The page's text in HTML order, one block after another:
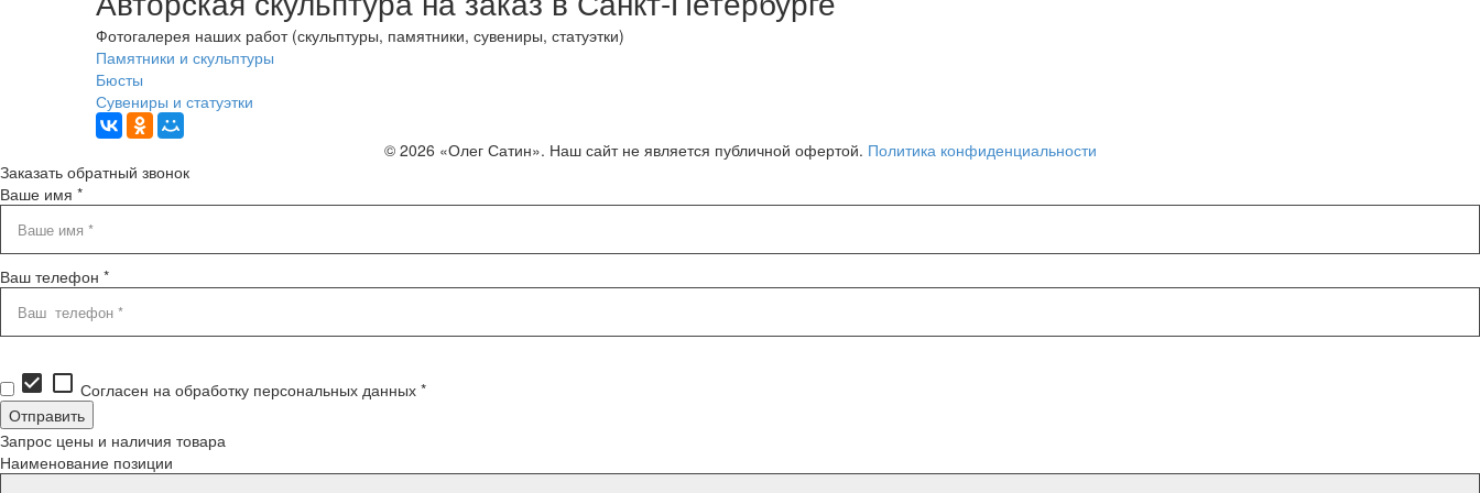
Фотогалерея наших работ (скульптуры, памятники, сувениры, статуэтки)
Памятники и скульптуры
Бюсты
Сувениры и статуэтки
© 2026 «Олег Сатин». Наш сайт не является публичной офертой. Политика конфиденциальности
Заказать обратный звонок
Ваше имя *
Ваш телефон *
check_box check_box_outline_blank Согласен на обработку персональных данных *
Запрос цены и наличия товара
Наименование позиции